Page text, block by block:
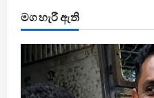
මග හැරී ඇති